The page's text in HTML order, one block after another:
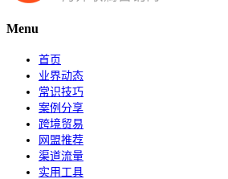
Menu
首页
业界动态
常识技巧
案例分享
跨境贸易
网盟推荐
渠道流量
实用工具